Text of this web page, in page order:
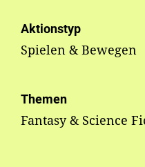
Aktionstyp
Spielen & Bewegen
Themen
Fantasy & Science